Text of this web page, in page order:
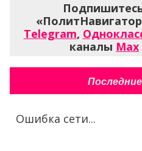
Telegram,
каналы Max
Ошибка сети...